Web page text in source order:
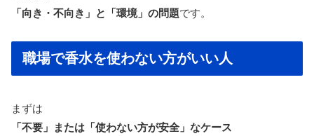
「向き・不向き」と「環境」の問題です。
職場で香水を使わない方がいい人
まずは
「不要」または「使わない方が安全」なケース